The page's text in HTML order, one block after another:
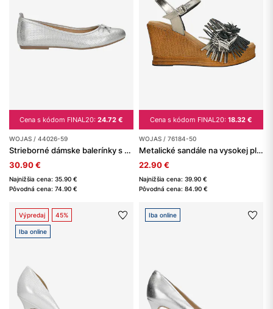
Cena s kódom FINAL20: 24.72 €
WOJAS / 44026-59
Strieborné dámske balerínky s mašľou
30.90 €
Najnižšia cena: 35.90 €
Pôvodná cena: 74.90 €
Cena s kódom FINAL20: 18.32 €
WOJAS / 76184-50
Metalické sandále na vysokej platforme s ozdobou na remienku
22.90 €
Najnižšia cena: 39.90 €
Pôvodná cena: 84.90 €
Výpredaj 45%
Iba online
Iba online